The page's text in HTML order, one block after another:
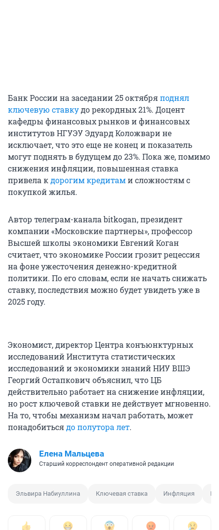
Банк России на заседании 25 октябряподнял
ключевую ставкудо рекордных 21%. Доцент
кафедры финансовых рынков и финансовых
институтов НГУЭУ Эдуард Коложвари не
исключает, что это еще не конец и показатель
могут поднять в будущем до 23%. Пока же, помимо
снижения инфляции, повышенная ставка
привела кдорогим кредитами сложностям с
покупкой жилья.
Автор телеграм-канала bitkogan, президент
компании «Московские партнеры», профессор
Высшей школы экономики Евгений Коган
считает, что экономике России грозит рецессия
на фоне ужесточения денежно-кредитной
политики. По его словам, если не начать снижать
ставку, последствия можно будет увидеть уже в
2025 году.
Экономист, директор Центра конъюнктурных
исследований Института статистических
исследований и экономики знаний НИУ ВШЭ
Георгий Остапкович объяснил, что ЦБ
действительно работает на снижение инфляции,
но рост ключевой ставки не действует мгновенно.
На то, чтобы механизм начал работать, может
понадобитьсядо полутора лет.
Елена Мальцева
Старший корреспондент оперативной редакции
Эльвира Набиуллина Ключевая ставка Инфляция